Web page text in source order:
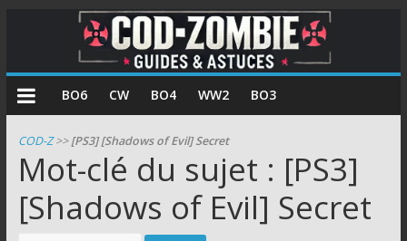
COD
Zombie
Guides
et
astuces
BO6 CW BO4 WW2 BO3
COD-Z>>[PS3] [Shadows of Evil] Secret
Mot-clé du sujet : [PS3]
[Shadows of Evil] Secret